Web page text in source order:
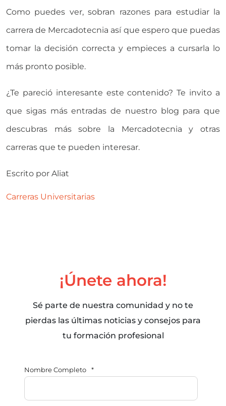
Como puedes ver, sobran razones para estudiar la
carrera de Mercadotecnia así que espero que puedas
tomar la decisión correcta y empieces a cursarla lo
más pronto posible.
¿Te pareció interesante este contenido? Te invito a
que sigas más entradas de nuestro blog para que
descubras más sobre la Mercadotecnia y otras
carreras que te pueden interesar.
Escrito por Aliat
Carreras Universitarias
¡Únete ahora!
Sé parte de nuestra comunidad y no te
pierdas las últimas noticias y consejos para
tu formación profesional
Nombre Completo *